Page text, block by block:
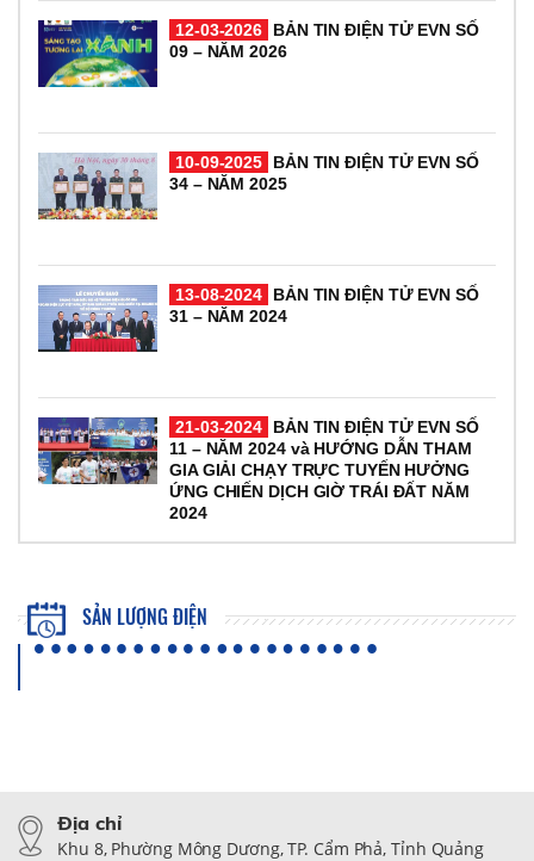
12-03-2026
BẢN TIN ĐIỆN TỬ EVN SỐ
09 – NĂM 2026
10-09-2025
BẢN TIN ĐIỆN TỬ EVN SỐ
34 – NĂM 2025
13-08-2024
BẢN TIN ĐIỆN TỬ EVN SỐ
31 – NĂM 2024
21-03-2024
BẢN TIN ĐIỆN TỬ EVN SỐ
11 – NĂM 2024 và HƯỚNG DẪN THAM
GIA GIẢI CHẠY TRỰC TUYẾN HƯỞNG
ỨNG CHIẾN DỊCH GIỜ TRÁI ĐẤT NĂM
2024
SẢN LƯỢNG ĐIỆN
Địa chỉ
Khu 8, Phường Mông Dương, TP. Cẩm Phả, Tỉnh Quảng